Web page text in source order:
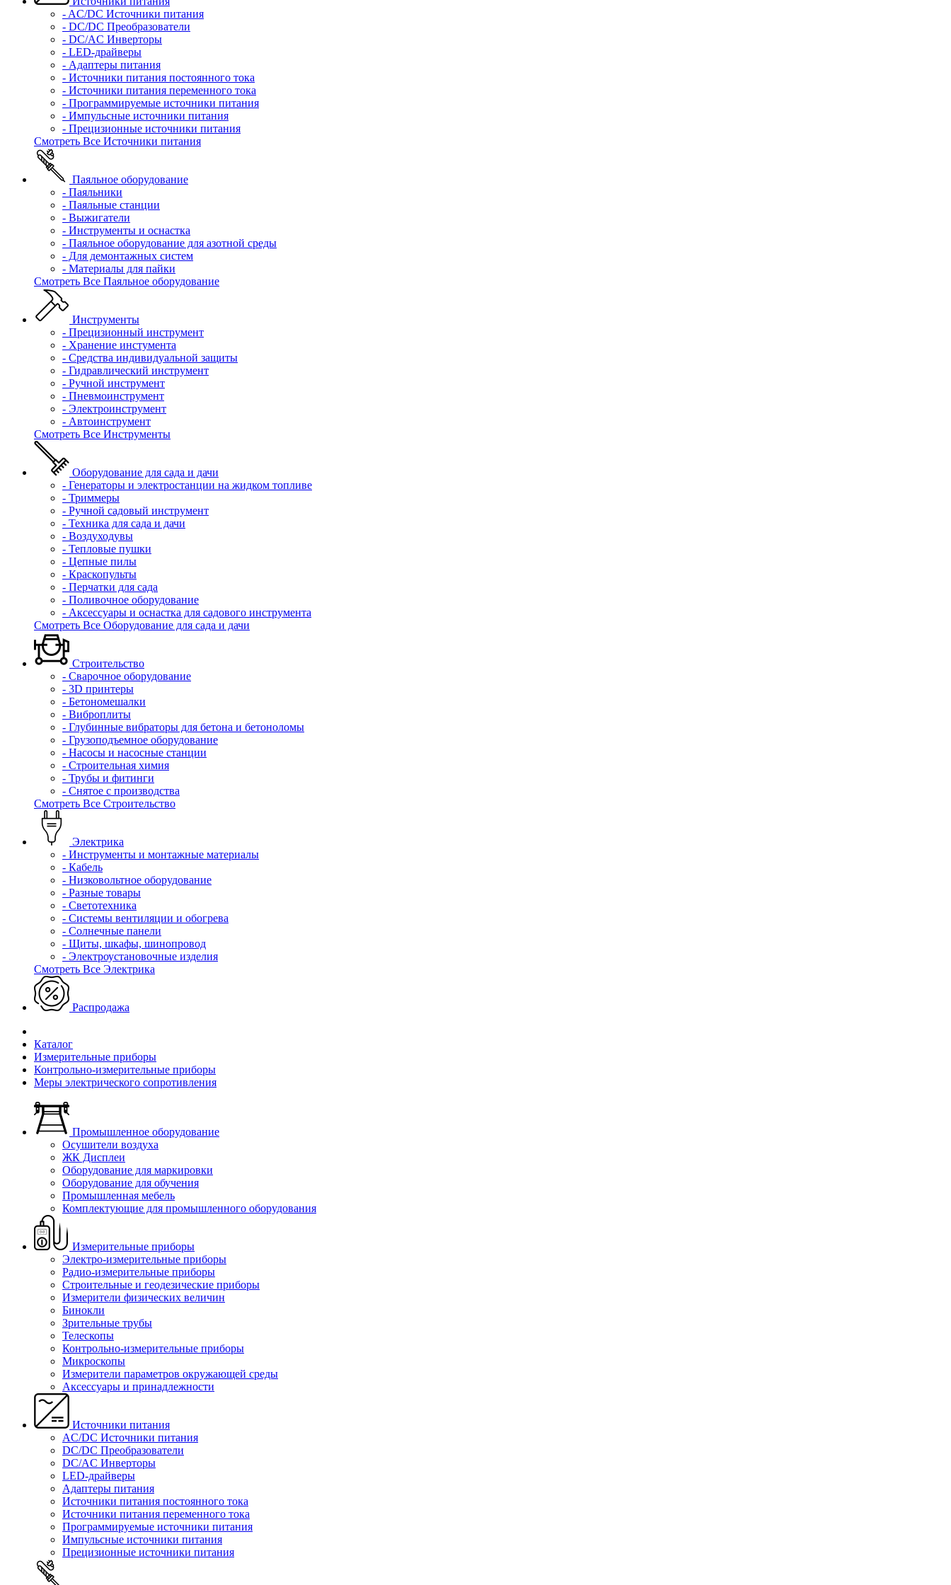
- AC/DC Источники питания
- DC/DC Преобразователи
- DC/AC Инверторы
- LED-драйверы
- Адаптеры питания
- Источники питания постоянного тока
- Источники питания переменного тока
- Программируемые источники питания
- Импульсные источники питания
- Прецизионные источники питания
Смотреть Все Источники питания
Паяльное оборудование
- Паяльники
- Паяльные станции
- Выжигатели
- Инструменты и оснастка
- Паяльное оборудование для азотной среды
- Для демонтажных систем
- Материалы для пайки
Смотреть Все Паяльное оборудование
Инструменты
- Прецизионный инструмент
- Хранение инстумента
- Средства индивидуальной защиты
- Гидравлический инструмент
- Ручной инструмент
- Пневмоинструмент
- Электроинструмент
- Автоинструмент
Смотреть Все Инструменты
Оборудование для сада и дачи
- Генераторы и электростанции на жидком топливе
- Триммеры
- Ручной садовый инструмент
- Техника для сада и дачи
- Воздуходувы
- Тепловые пушки
- Цепные пилы
- Краскопульты
- Перчатки для сада
- Поливочное оборудование
- Аксессуары и оснастка для садового инструмента
Смотреть Все Оборудование для сада и дачи
Строительство
- Сварочное оборудование
- 3D принтеры
- Бетономешалки
- Виброплиты
- Глубинные вибраторы для бетона и бетоноломы
- Грузоподъемное оборудование
- Насосы и насосные станции
- Строительная химия
- Трубы и фитинги
- Снятое с производства
Смотреть Все Строительство
Электрика
- Инструменты и монтажные материалы
- Кабель
- Низковольтное оборудование
- Разные товары
- Светотехника
- Системы вентиляции и обогрева
- Солнечные панели
- Щиты, шкафы, шинопровод
- Электроустановочные изделия
Смотреть Все Электрика
Распродажа
Каталог
Измерительные приборы
Контрольно-измерительные приборы
Меры электрического сопротивления
Промышленное оборудование
Осушители воздуха
ЖК Дисплеи
Оборудование для маркировки
Оборудование для обучения
Промышленная мебель
Комплектующие для промышленного оборудования
Измерительные приборы
Электро-измерительные приборы
Радио-измерительные приборы
Строительные и геодезические приборы
Измерители физических величин
Бинокли
Зрительные трубы
Телескопы
Контрольно-измерительные приборы
Микроскопы
Измерители параметров окружающей среды
Аксессуары и принадлежности
Источники питания
AC/DC Источники питания
DC/DC Преобразователи
DC/AC Инверторы
LED-драйверы
Адаптеры питания
Источники питания постоянного тока
Источники питания переменного тока
Программируемые источники питания
Импульсные источники питания
Прецизионные источники питания